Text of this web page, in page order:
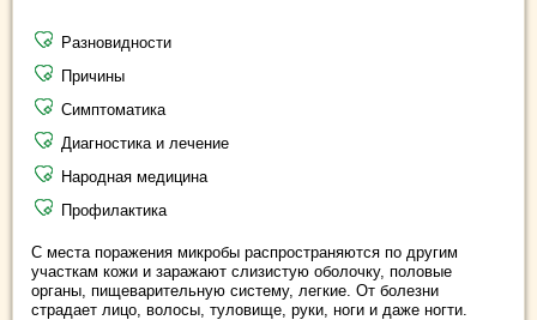
Разновидности
Причины
Симптоматика
Диагностика и лечение
Народная медицина
Профилактика
С места поражения микробы распространяются по другим
участкам кожи и заражают слизистую оболочку, половые
органы, пищеварительную систему, легкие. От болезни
страдает лицо, волосы, туловище, руки, ноги и даже ногти.